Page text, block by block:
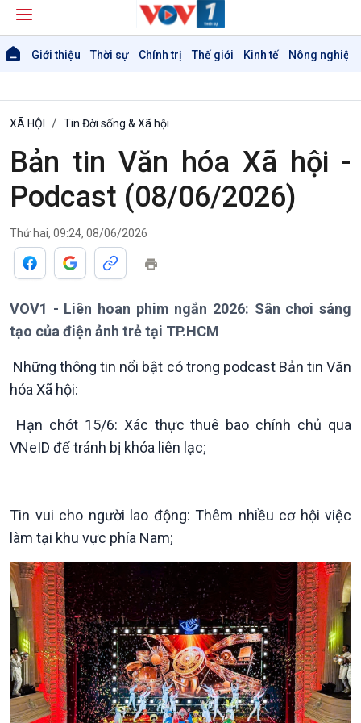
Giới thiệu Thời sự Chính trị Thế giới Kinh tế Nông nghiệp
Giới thiệu
Thời sự 21h30
Bản tin
Theo dòng Thời sự
Chính trị
Quốc hội với cử tri
Xây dựng đảng
Nhận diện sự thật
Pháp luật và đời sống
Thế giới
Hồ sơ sự kiện quốc tế
bền
Kinh tế
Tin Kinh tế
Nông nghiệp & Biển đảo
Tin Nông nghiệp & Biển
XÃ HỘI Tin Đời sống & Xã hội
Bản tin Văn hóa Xã hội -
Podcast (08/06/2026)
Thứ hai, 09:24, 08/06/2026
VOV1 - Liên hoan phim ngắn 2026: Sân chơi sáng
tạo của điện ảnh trẻ tại TP.HCM
Những thông tin nổi bật có trong podcast Bản tin Văn
hóa Xã hội:
Hạn chót 15/6: Xác thực thuê bao chính chủ qua
VNeID để tránh bị khóa liên lạc;
Tin vui cho người lao động: Thêm nhiều cơ hội việc
làm tại khu vực phía Nam;